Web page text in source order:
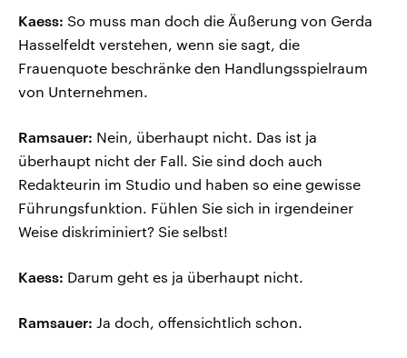
Kaess: So muss man doch die Äußerung von Gerda
Hasselfeldt verstehen, wenn sie sagt, die
Frauenquote beschränke den Handlungsspielraum
von Unternehmen.
Ramsauer: Nein, überhaupt nicht. Das ist ja
überhaupt nicht der Fall. Sie sind doch auch
Redakteurin im Studio und haben so eine gewisse
Führungsfunktion. Fühlen Sie sich in irgendeiner
Weise diskriminiert? Sie selbst!
Kaess: Darum geht es ja überhaupt nicht.
Ramsauer: Ja doch, offensichtlich schon.